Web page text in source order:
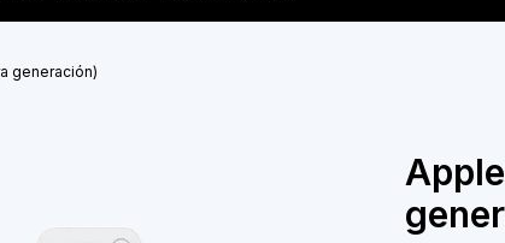
generación)